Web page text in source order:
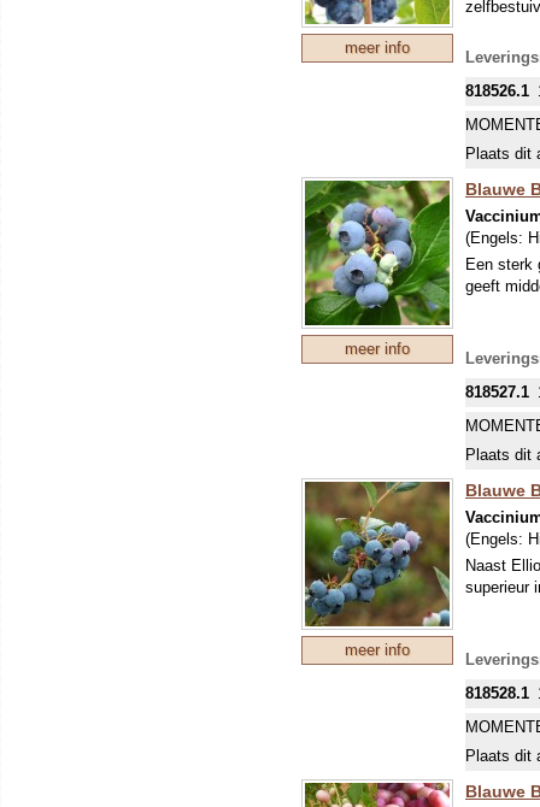
meer info
818526.1
Plaats dit
meer info
Blauwe
(Engels:
Een sterk
geeft
818527.1
Plaats dit
meer info
Blauwe
(Engels:
Naast
superieur
818528.1
Plaats dit
Blauwe